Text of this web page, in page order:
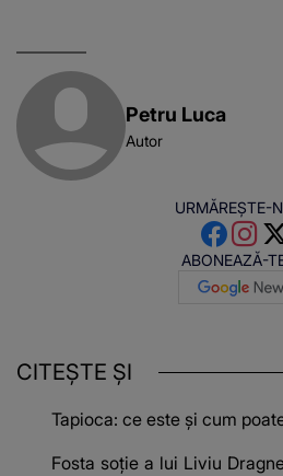
Petru Luca
Autor
URMĂREȘTE-
ABONEAZĂ-
CITEȘTE ȘI
Tapioca: ce este și cum
Fosta soție a lui Liviu